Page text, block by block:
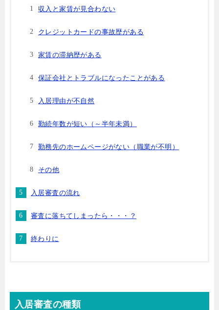
収入と家賃が見合わない
クレジットカードの事故歴がある
家賃の滞納歴がある
保証会社とトラブルになったことがある
入居理由が不自然
勤続年数が短い（～半年未満）
勤務先のホームページがない（職業が不明）
その他
入居審査の流れ
審査に落ちてしまったら・・・？
終わりに
入居審査の種類